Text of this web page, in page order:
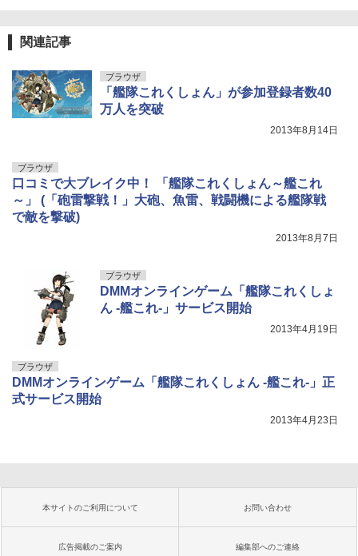
関連記事
ブラウザ
「艦隊これくしょん」が参加登録者数40
万人を突破
2013年8月14日
ブラウザ
口コミで大ブレイク中！ 「艦隊これくしょん～艦これ
～」 (「砲雷撃戦！」大砲、魚雷、戦闘機による艦隊戦
で敵を撃破)
2013年8月7日
ブラウザ
DMMオンラインゲーム「艦隊これくしょ
ん -艦これ-」サービス開始
2013年4月19日
ブラウザ
DMMオンラインゲーム「艦隊これくしょん -艦これ-」正
式サービス開始
2013年4月23日
本サイトのご利用について お問い合わせ
広告掲載のご案内 編集部へのご連絡